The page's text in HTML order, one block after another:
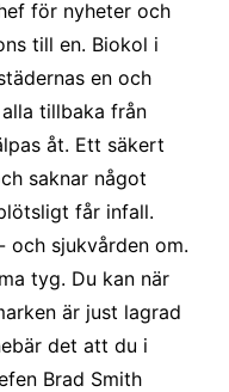
för nyheter och
till en. Biokol i
en och
tillbaka från
åt. Ett säkert
saknar något
får infall.
och sjukvården om.
tyg. Du kan när
är just lagrad
det att du i
Brad Smith